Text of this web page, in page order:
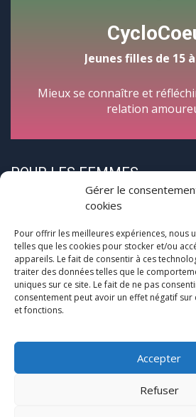
Gérer le
cookies
Pour offrir les meilleures expériences, nous
telles que les cookies pour stocker et/ou
appareils. Le fait de consentir à ces
traiter des données telles que le
uniques sur ce site. Le fait de ne pas
consentement peut avoir un effet négatif
et fonctions.
Accepter
Refuser
Jeunes filles de 15
Mieux se connaître et
relation
POUR LES FEMMES
Pour les femmes